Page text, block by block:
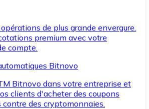
de plus grande envergure.
premium avec votre
compte.
Bitnovo
Bitnovo dans votre entreprise et
clients d'acheter des coupons
des cryptomonnaies.